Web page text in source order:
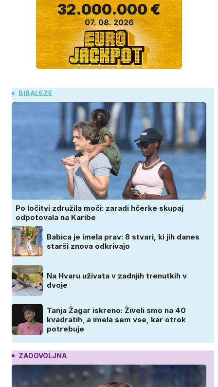
32.000.000 €
07. 08. 2026
BIBALEZE
Po ločitvi združila moči: zaradi hčerke skupaj
odpotovala na Karibe
Babica je imela prav: 8 stvari, ki jih danes
starši znova odkrivajo
Na Hvaru uživata v zadnjih trenutkih v
dvoje
Tanja Žagar iskreno: Živeli smo na 40
kvadratih, a imela sem vse, kar otrok
potrebuje
ZADOVOLJNA